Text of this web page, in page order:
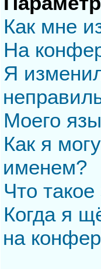
Как мне
На
Я
Моего
Как я
именем?
Что
Когда я
на